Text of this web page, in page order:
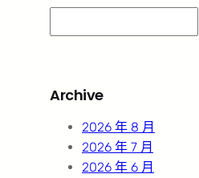
e
c
Archive
2026 年 8 月
2026 年 7 月
2026 年 6 月